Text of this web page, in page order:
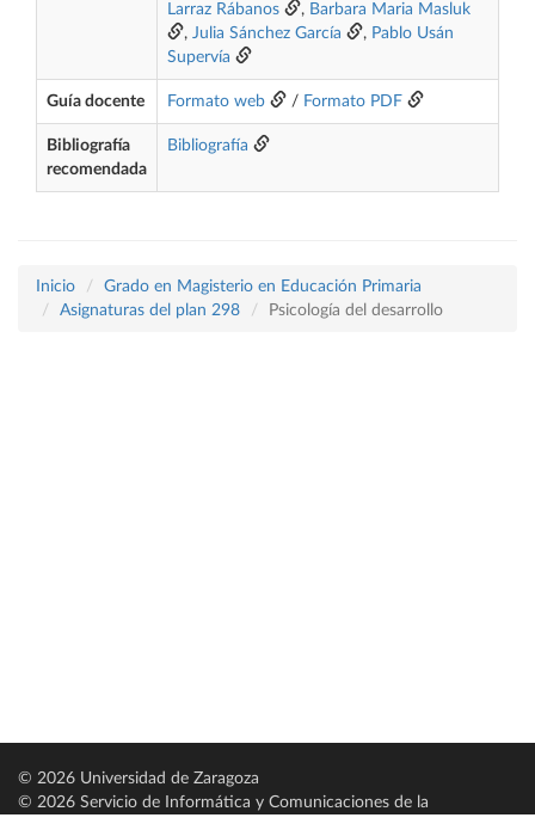
Larraz Rábanos
, Barbara Maria Masluk
, Julia Sánchez García , Pablo Usán
Supervía
Guía docente Formato web / Formato PDF
Bibliografía
recomendada
Bibliografía
Inicio
Grado en Magisterio en Educación Primaria
Asignaturas del plan 298
Psicología del desarrollo
© 2026 Universidad de Zaragoza
© 2026 Servicio de Informática y Comunicaciones de la